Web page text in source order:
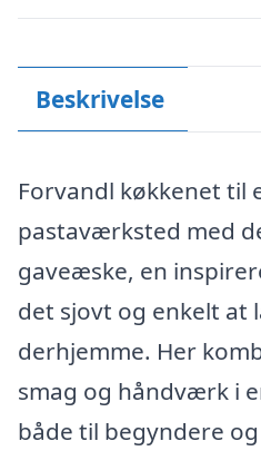
Beskrivelse
Forvandl køkkenet til
pastaværksted med
gaveæske, en
det sjovt og enkelt at
derhjemme. Her
smag og håndværk i
både til begyndere